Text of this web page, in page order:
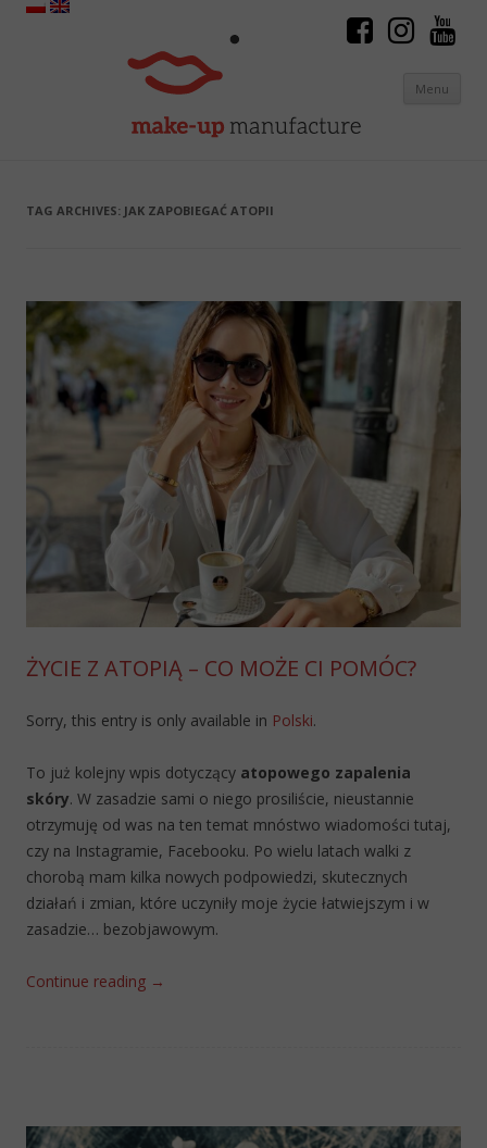
Menu
TAG ARCHIVES: JAK ZAPOBIEGAĆ ATOPII
ŻYCIE Z ATOPIĄ – CO MOŻE CI POMÓC?
Sorry, this entry is only available in Polski.
To już kolejny wpis dotyczący atopowego zapalenia
skóry. W zasadzie sami o niego prosiliście, nieustannie
otrzymuję od was na ten temat mnóstwo wiadomości tutaj,
czy na Instagramie, Facebooku. Po wielu latach walki z
chorobą mam kilka nowych podpowiedzi, skutecznych
działań i zmian, które uczyniły moje życie łatwiejszym i w
zasadzie… bezobjawowym.
Continue reading →